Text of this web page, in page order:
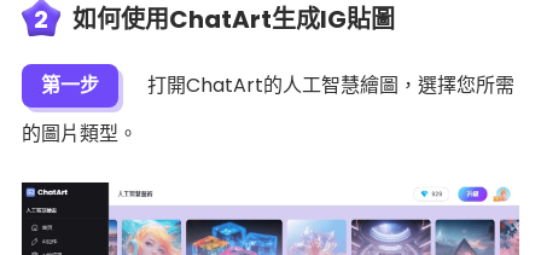
2 如何使用ChatArt生成IG貼圖
第一步
打開ChatArt的人工智慧繪圖，選擇您所需
的圖片類型。